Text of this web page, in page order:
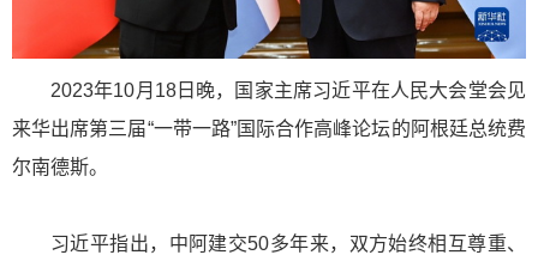
2023年10月18日晚，国家主席习近平在人民大会堂会见
来华出席第三届“一带一路”国际合作高峰论坛的阿根廷总统费
尔南德斯。
习近平指出，中阿建交50多年来，双方始终相互尊重、